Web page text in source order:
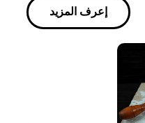
إعرف المزيد